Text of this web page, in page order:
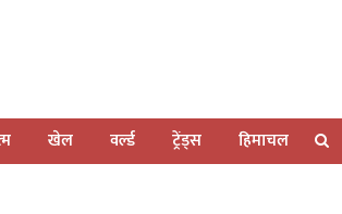
खेल वर्ल्ड ट्रेंड्स हिमाचल